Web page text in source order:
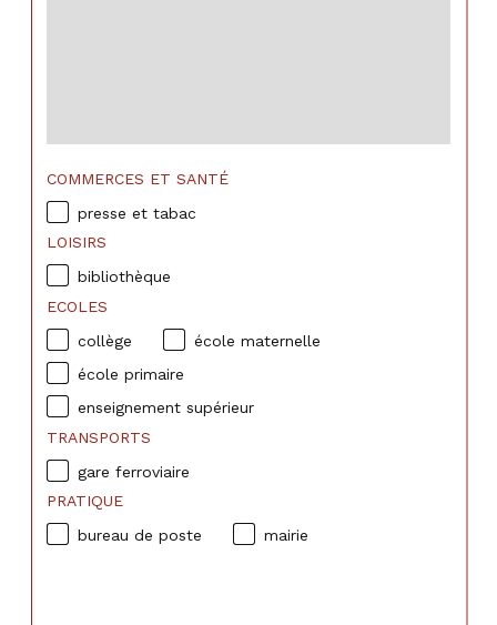
COMMERCES ET SANTÉ
presse et tabac
LOISIRS
bibliothèque
ECOLES
collège
école maternelle
école primaire
enseignement supérieur
TRANSPORTS
gare ferroviaire
PRATIQUE
bureau de poste
mairie